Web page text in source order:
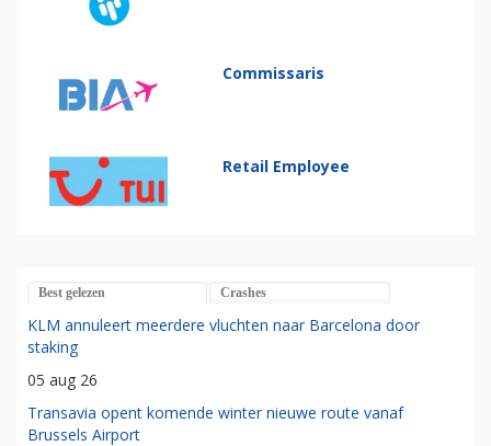
Commissaris
Retail Employee
Best gelezen Crashes
KLM annuleert meerdere vluchten naar Barcelona door
staking
05 aug 26
Transavia opent komende winter nieuwe route vanaf
Brussels Airport